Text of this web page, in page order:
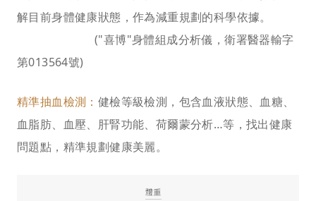
解目前身體健康狀態，作為減重規劃的科學依據。
("喜博"身體組成分析儀，衛署醫器輸字
第013564號)
精準抽血檢測： 健檢等級檢測，包含血液狀態、血糖、
血脂肪、血壓、肝腎功能、荷爾蒙分析…等，找出健康
問題點，精準規劃健康美麗。